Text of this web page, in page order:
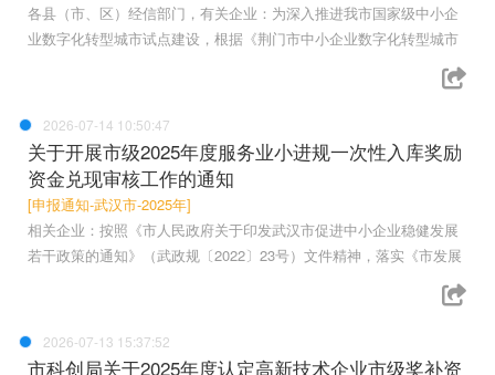
各县（市、区）经信部门，有关企业：为深入推进我市国家级中小企
业数字化转型城市试点建设，根据《荆门市中小企业数字化转型城市
2026-07-14 10:50:47
关于开展市级2025年度服务业小进规一次性入库奖励
资金兑现审核工作的通知
[申报通知-武汉市-2025年]
相关企业：按照《市人民政府关于印发武汉市促进中小企业稳健发展
若干政策的通知》（武政规〔2022〕23号）文件精神，落实《市发展
2026-07-13 15:37:52
市科创局关于2025年度认定高新技术企业市级奖补资